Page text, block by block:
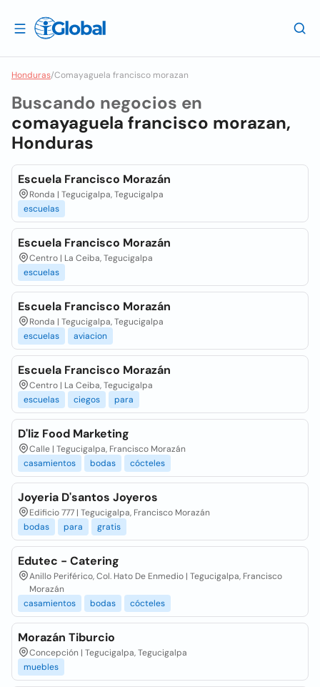
Honduras/Comayaguela francisco morazan
Buscando negocios en
comayaguela francisco morazan,
Honduras
Escuela Francisco Morazán
Ronda | Tegucigalpa, Tegucigalpa
escuelas
Escuela Francisco Morazán
Centro | La Ceiba, Tegucigalpa
escuelas
Escuela Francisco Morazán
Ronda | Tegucigalpa, Tegucigalpa
escuelas
aviacion
Escuela Francisco Morazán
Centro | La Ceiba, Tegucigalpa
escuelas
ciegos para
D'liz Food Marketing
Calle | Tegucigalpa, Francisco Morazán
casamientos
bodas cócteles
Joyeria D'santos Joyeros
Edificio 777 | Tegucigalpa, Francisco Morazán
bodas
para gratis
Edutec - Catering
Anillo Periférico, Col. Hato De Enmedio | Tegucigalpa, Francisco
Morazán
casamientos
bodas cócteles
Morazán Tiburcio
Concepción | Tegucigalpa, Tegucigalpa
muebles